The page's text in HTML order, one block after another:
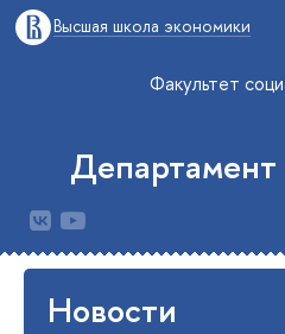
Высшая школа экономики
Факультет
Департамент
Новости